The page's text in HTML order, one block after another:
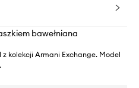
bawełniana
kolekcji Armani Exchange. Model